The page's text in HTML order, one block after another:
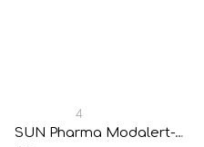
4
SUN Pharma Modalert-200® 10 таблеток (Модафініл)